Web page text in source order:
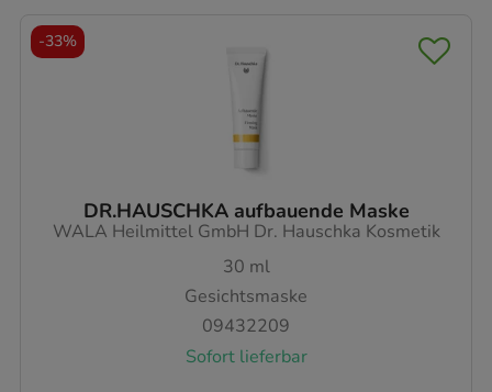
DR.HAUSCHKA aufbauende Maske
WALA Heilmittel GmbH Dr. Hauschka Kosmetik
30 ml
Gesichtsmaske
09432209
Sofort lieferbar
-33%